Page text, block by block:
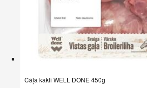
Cāļa kakli WELL DONE 450g